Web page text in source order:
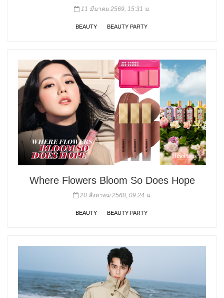
11 มีนาคม 2569, 15:31 น.
BEAUTY BEAUTY PARTY
Where Flowers Bloom So Does Hope
20 สิงหาคม 2568, 09:24 น.
BEAUTY BEAUTY PARTY